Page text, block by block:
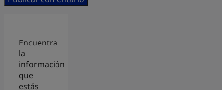
Encuentra
la
información
que
estás